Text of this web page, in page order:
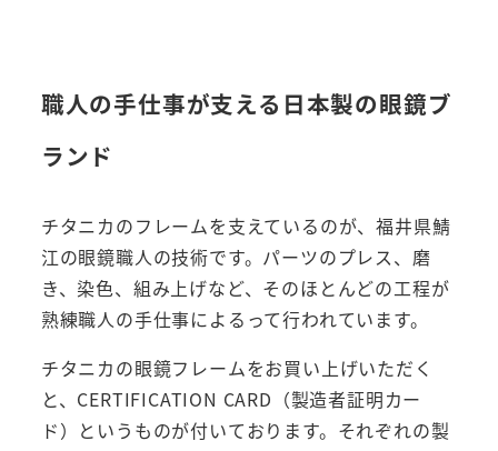
職人の手仕事が支える日本製の眼鏡ブ
ランド
チタニカのフレームを支えているのが、福井県鯖
江の眼鏡職人の技術です。パーツのプレス、磨
き、染色、組み上げなど、そのほとんどの工程が
熟練職人の手仕事によるって行われています。
チタニカの眼鏡フレームをお買い上げいただく
と、CERTIFICATION CARD（製造者証明カー
ド）というものが付いております。それぞれの製